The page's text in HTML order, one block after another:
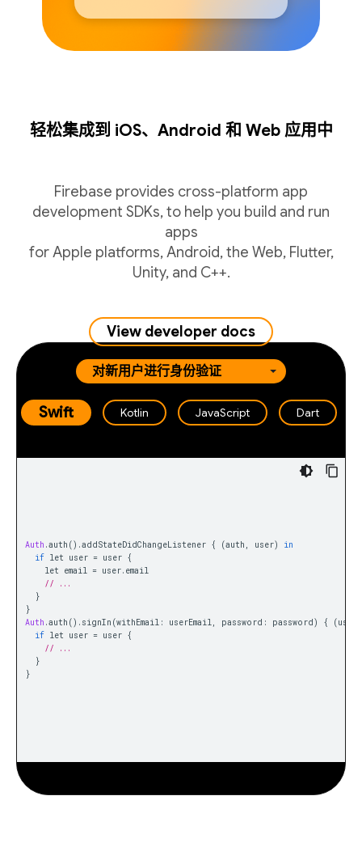
轻松集成到 iOS、Android 和 Web 应用中
Firebase provides cross-platform app
development SDKs, to help you build and run
apps
for Apple platforms, Android, the Web, Flutter,
Unity, and C++.
View developer docs